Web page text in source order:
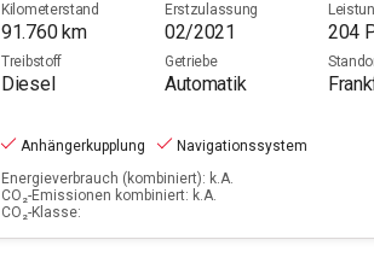
Kilometerstand
91.760km
Erstzulassung
02/2021 204
Treibstoff
Diesel
Getriebe
Automatik
Anhängerkupplung
Navigationssystem
Energieverbrauch (kombiniert): k.A.
CO₂-Emissionen kombiniert: k.A.
CO₂-Klasse: